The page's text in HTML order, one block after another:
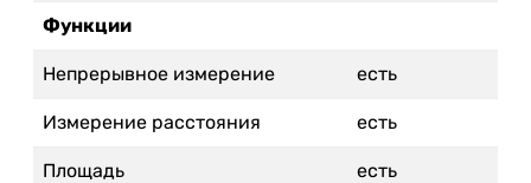
Функции
Непрерывное измерение есть
Измерение расстояния есть
Площадь есть